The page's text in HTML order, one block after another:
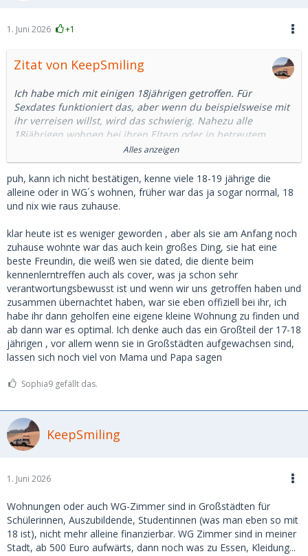
1. Juni 2026 +1
Zitat von KeepSmiling
Ich habe mich mit einigen 18jährigen getroffen. Für
Sexdates funktioniert das, aber wenn du beispielsweise mit
ihr verreisen willst, wird das schwierig. Nahezu alle
18jährigen wohnen bei ihren Eltern oder in betreutem
Wohnen. Nur wenige haben Lust ihren Eltern oder dem
Betreuer vom Sugardaddy zu berichten.
Es gibt keine pauschale Regel, aber tendenziell ist eine
Beziehung mit 18jährigen eher schwierig. Auch können sie
Die 18jährige, deren Mutter Sugardating gut findet, die ist
mir noch nicht begegnet.
Ich hatte einige Zeit eine 18jährige gedated.
Übernachtungen oder Treffen nach 23 Uhr waren nicht
möglich.
Alles anzeigen
puh, kann ich nicht bestätigen, kenne viele 18-19 jährige die
alleine oder in WG´s wohnen, früher war das ja sogar normal, 18
und nix wie raus zuhause.
klar heute ist es weniger geworden , aber als sie am Anfang noch
zuhause wohnte war das auch kein großes Ding, sie hat eine
beste Freundin, die weiß wen sie dated, die diente beim
kennenlerntreffen auch als cover, was ja schon sehr
verantwortungsbewusst ist und wenn wir uns getroffen haben und
zusammen übernachtet haben, war sie eben offiziell bei ihr, ich
habe ihr dann geholfen eine eigene kleine Wohnung zu finden und
ab dann war es optimal. Ich denke auch das ein Großteil der 17-18
jährigen , vor allem wenn sie in Großstädten aufgewachsen sind,
lassen sich noch viel von Mama und Papa sagen
Sophia9 gefällt das.
KeepSmiling
1. Juni 2026
Wohnungen oder auch WG-Zimmer sind in Großstädten für
Schülerinnen, Auszubildende, Studentinnen (was man eben so mit
18 ist), nicht mehr alleine finanzierbar. WG Zimmer sind in meiner
Stadt, ab 500 Euro aufwärts, dann noch was zu Essen, Kleidung...